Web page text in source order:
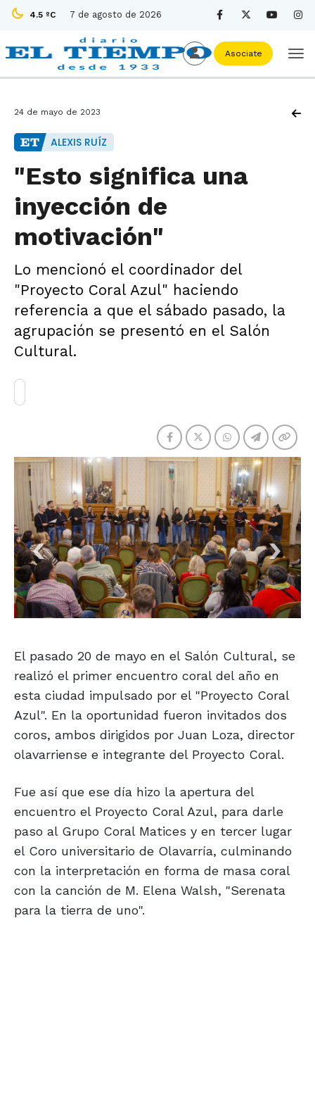
4.5 ºC 7 de agosto de 2026
Asociate
24 de mayo de 2023
ALEXIS RUÍZ
"Esto significa una
inyección de
motivación"
Lo mencionó el coordinador del
"Proyecto Coral Azul" haciendo
referencia a que el sábado pasado, la
agrupación se presentó en el Salón
Cultural.
El pasado 20 de mayo en el Salón Cultural, se
realizó el primer encuentro coral del año en
esta ciudad impulsado por el "Proyecto Coral
Azul". En la oportunidad fueron invitados dos
coros, ambos dirigidos por Juan Loza, director
olavarriense e integrante del Proyecto Coral.
Fue así que ese día hizo la apertura del
encuentro el Proyecto Coral Azul, para darle
paso al Grupo Coral Matices y en tercer lugar
el Coro universitario de Olavarría, culminando
con la interpretación en forma de masa coral
con la canción de M. Elena Walsh, "Serenata
para la tierra de uno".